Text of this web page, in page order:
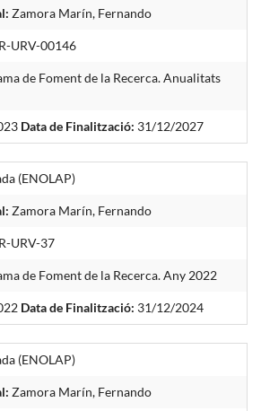
Zamora Marín, Fernando
URV-00146
de Foment de la Recerca. Anualitats
Data de Finalització: 31/12/2027
(ENOLAP)
Zamora Marín, Fernando
URV-37
de Foment de la Recerca. Any 2022
Data de Finalització: 31/12/2024
(ENOLAP)
Zamora Marín, Fernando